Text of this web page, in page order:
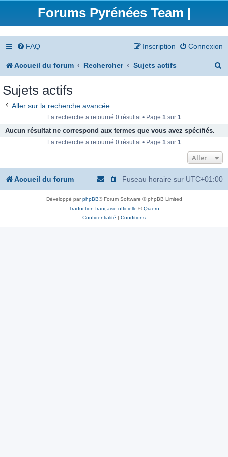
Forums Pyrénées Team |
FAQ Connexion
Inscription
Accueil du forum Rechercher Sujets actifs
e
Sujets actifs
Aller sur la recherche avancée
La recherche a retourné 0 résultat • Page 1sur 1
Aucun résultat ne correspond aux termes que vous avez spécifiés.
La recherche a retourné 0 résultat • Page 1sur 1
Aller
Accueil du forum Fuseau horaire sur UTC+01:00
Développé parphpBB® Forum Software © phpBB Limited
Traduction française officielle ©Qiaeru
Confidentialité | Conditions